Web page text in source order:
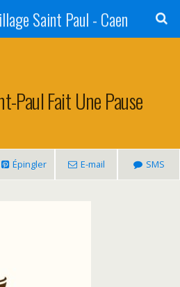
Saint Paul - Caen
Paul Fait Une Pause
Épingler E-mail SMS